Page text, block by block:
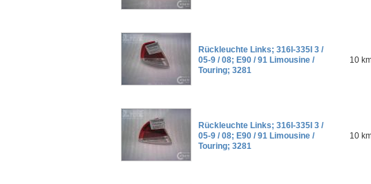
Rückleuchte Links; 316I-335I 3 /
05-9 / 08; E90 / 91 Limousine /
Touring; 3281
10
Rückleuchte Links; 316I-335I 3 /
05-9 / 08; E90 / 91 Limousine /
Touring; 3281
10